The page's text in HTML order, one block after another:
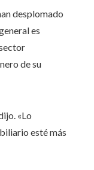
desplomado
es
de su
«Lo
esté más